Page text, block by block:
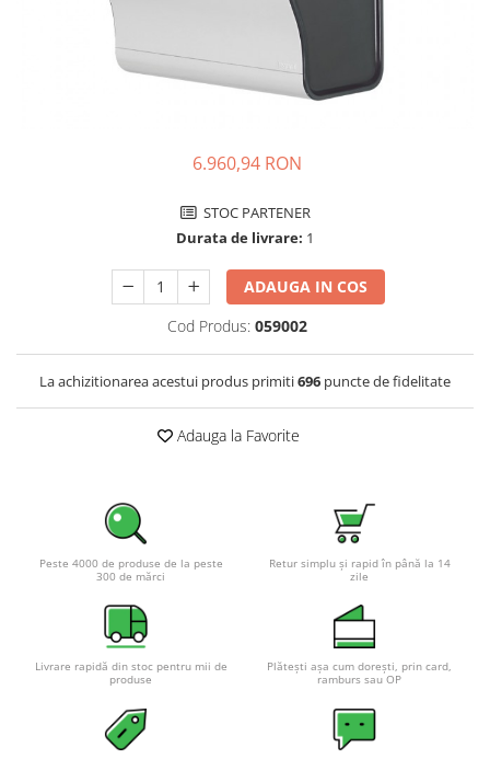
Invertoare Hibrid
Convertoare de tensiune
Sisteme de stocare energie
Sisteme de Stocare Comerciale
Sisteme fotovoltaice complete
Sisteme fotovoltaice profesionale
Pachete sisteme fotovoltaice
Statii de incarcare vehicule
Statii de incarcare
Cabluri de incarcare vehicule
Prize de incarcare vehicule
6.960,94 RON
STOC PARTENER
Durata de livrare: 1
ADAUGA IN COS
Cod Produs: 059002
La achizitionarea acestui produs primiti696 puncte de fidelitate
Adauga la Favorite
Peste 4000 de produse de la peste
300 de mărci
Retur simplu și rapid în până la 14
zile
Livrare rapidă din stoc pentru mii de
produse
Plătești așa cum dorești, prin card,
ramburs sau OP